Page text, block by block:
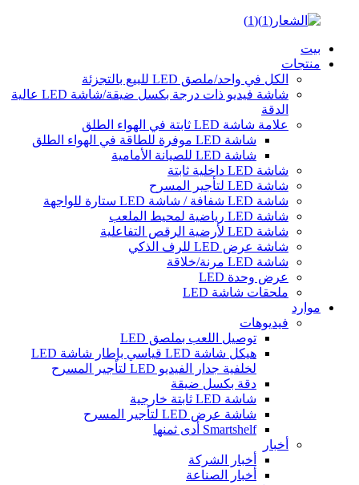
بيت
منتجات
الكل في واحد/ملصق LED للبيع بالتجزئة
شاشة فيديو ذات درجة بكسل ضيقة/شاشة LED عالية
الدقة
علامة شاشة LED ثابتة في الهواء الطلق
شاشة LED موفرة للطاقة في الهواء الطلق
شاشة LED للصيانة الأمامية
شاشة LED داخلية ثابتة
شاشة LED لتأجير المسرح
شاشة LED شفافة / شاشة LED ستارة للواجهة
شاشة LED رياضية لمحيط الملعب
شاشة LED لأرضية الرقص التفاعلية
شاشة عرض LED للرف الذكي
شاشة LED مرنة/خلاقة
عرض وحدة LED
ملحقات شاشة LED
موارد
فيديوهات
توصيل اللعب بملصق LED
هيكل شاشة LED قياسي بإطار شاشة LED
لخلفية جدار الفيديو LED لتأجير المسرح
دقة بكسل ضيقة
شاشة LED ثابتة خارجية
شاشة عرض LED لتأجير المسرح
Smartshelf أدى ثمنها
أخبار
أخبار الشركة
أخبار الصناعة